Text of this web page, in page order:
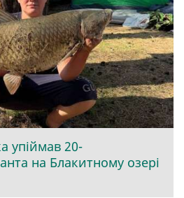
упіймав 20-
на Блакитному озері